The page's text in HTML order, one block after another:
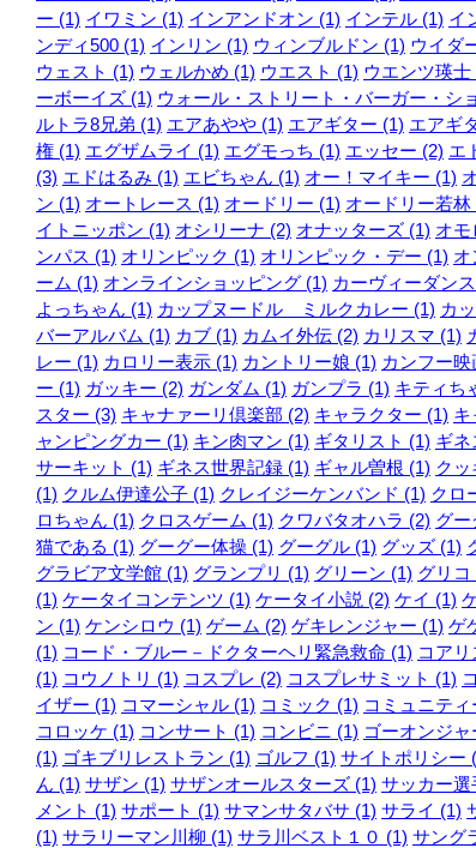
ー (1) イワミン (1) インアンドオン (1) インテル (1) イ
ンディ500 (1) インリン (1) ウィンブルドン (1) ウイダ
ウェスト (1) ウェルかめ (1) ウエスト (1) ウエンツ瑛士
ーボーイズ (1) ウォール・ストリート・バーガー・シ
ルトラ8兄弟 (1) エアあやや (1) エアギター (1) エアギ
権 (1) エグザムライ (1) エグモっち (1) エッセー (2) エ
(3) エドはるみ (1) エビちゃん (1) オー！マイキー (1)
ン (1) オートレース (1) オードリー (1) オードリー若林
イトニッポン (1) オシリーナ (2) オナッターズ (1) オモ
ンパス (1) オリンピック (1) オリンピック・デー (1) オ
ーム (1) オンラインショッピング (1) カーヴィーダン
よっちゃん (1) カップヌードル ミルクカレー (1) カ
バーアルバム (1) カブ (1) カムイ外伝 (2) カリスマ (1)
レー (1) カロリー表示 (1) カントリー娘 (1) カンフー映
ー (1) ガッキー (2) ガンダム (1) ガンプラ (1) キティち
スター (3) キャナァーリ倶楽部 (2) キャラクター (1) キ
ャンピングカー (1) キン肉マン (1) ギタリスト (1) ギネ
サーキット (1) ギネス世界記録 (1) ギャル曽根 (1) クッ
(1) クルム伊達公子 (1) クレイジーケンバンド (1) クロ
ロちゃん (1) クロスゲーム (1) クワバタオハラ (2) グー
猫である (1) グーグー体操 (1) グーグル (1) グッズ (1)
グラビア文学館 (1) グランプリ (1) グリーン (1) グリコ
(1) ケータイコンテンツ (1) ケータイ小説 (2) ケイ (1)
ン (1) ケンシロウ (1) ゲーム (2) ゲキレンジャー (1) ゲ
(1) コード・ブルー－ドクターヘリ緊急救命 (1) コアリ
(1) コウノトリ (1) コスプレ (2) コスプレサミット (1)
イザー (1) コマーシャル (1) コミック (1) コミュニテ
コロッケ (1) コンサート (1) コンビニ (1) ゴーオンジャ
(1) ゴキブリレストラン (1) ゴルフ (1) サイトポリシー
ん (1) サザン (1) サザンオールスターズ (1) サッカー選
メント (1) サポート (1) サマンサタバサ (1) サライ (1)
(1) サラリーマン川柳 (1) サラ川ベスト１０ (1) サング